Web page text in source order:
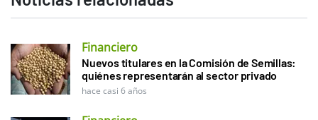
Financiero
Nuevos titulares en la Comisión de Semillas:
quiénes representarán al sector privado
hace casi 6 años